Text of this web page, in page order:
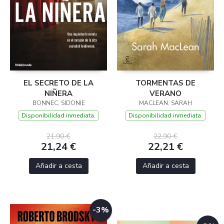
EL SECRETO DE LA
NIÑERA
BONNEC, SIDONIE
Disponibilidad inmediata.
21,90 €
21,24 €
Añadir a cesta
TORMENTAS DE
VERANO
MACLEAN, SARAH
Disponibilidad inmediata.
22,90 €
22,21 €
Añadir a cesta
-3%